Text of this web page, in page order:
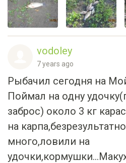
vodoley
7 years ago
Рыбачил сегодня на
Поймал на одну
заброс) около 3 кг
на
много,ловили на